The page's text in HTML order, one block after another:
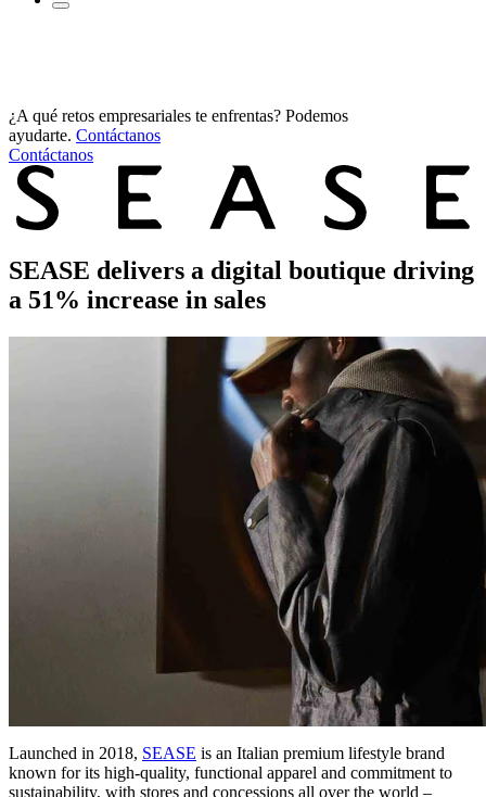
¿A qué retos empresariales te enfrentas? Podemos
ayudarte. Contáctanos
Contáctanos
SEASE delivers a digital boutique driving
a 51% increase in sales
Launched in 2018, SEASE is an Italian premium lifestyle brand
known for its high-quality, functional apparel and commitment to
sustainability, with stores and concessions all over the world –